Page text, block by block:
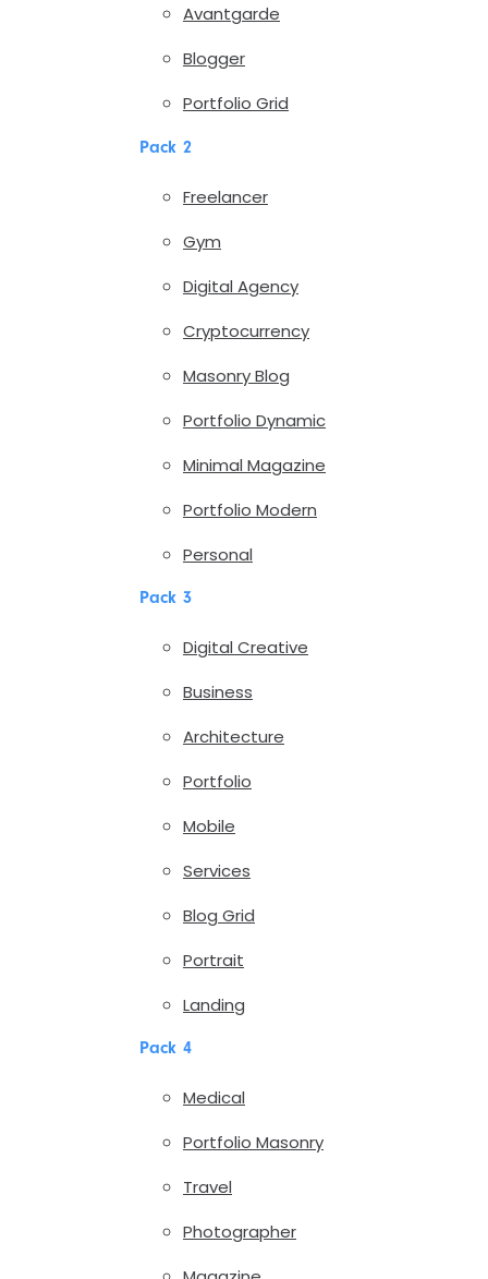
Avantgarde
Blogger
Portfolio Grid
Pack 2
Freelancer
Gym
Digital Agency
Cryptocurrency
Masonry Blog
Portfolio Dynamic
Minimal Magazine
Portfolio Modern
Personal
Pack 3
Digital Creative
Business
Architecture
Portfolio
Mobile
Services
Blog Grid
Portrait
Landing
Pack 4
Medical
Portfolio Masonry
Travel
Photographer